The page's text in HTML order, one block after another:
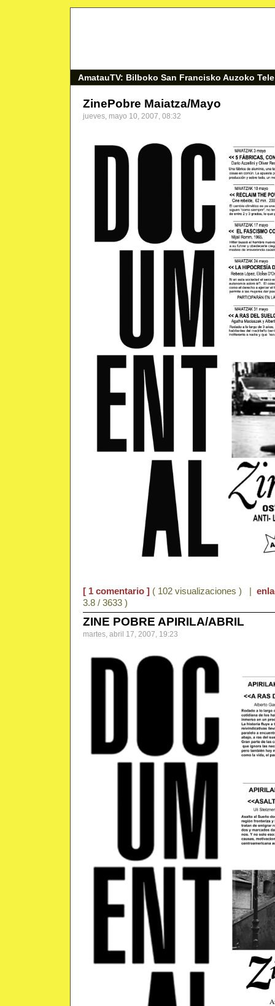
AmatauTV: Bilboko San Francisko Auzoko
ZinePobre Maiatza/Mayo
jueves, mayo 10, 2007, 08:32
[ 1 comentario ] ( 102 visualizaciones ) |
3.8 / 3633 )
ZINE POBRE APIRILA/ABRIL
martes, abril 17, 2007, 19:23